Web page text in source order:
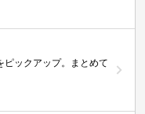
ピックアップ。まとめて